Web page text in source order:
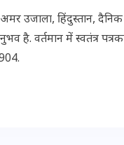
उजाला, हिंदुस्तान,
है. वर्तमान में स्वतंत्र